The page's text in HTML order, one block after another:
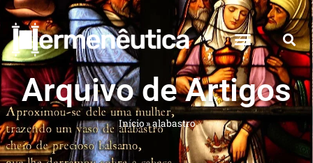
Arquivo de Artigos
Início»alabastro